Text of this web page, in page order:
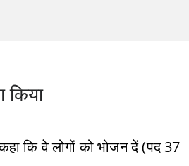
कि वे लोगों को भोजन दें (पद 37